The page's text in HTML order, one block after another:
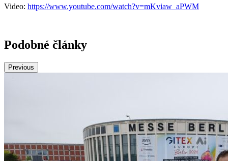
Video: https://www.youtube.com/watch?v=mKviaw_aPWM
Podobné články
Previous